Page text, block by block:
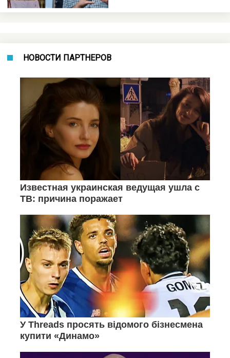
НОВОСТИ ПАРТНЕРОВ